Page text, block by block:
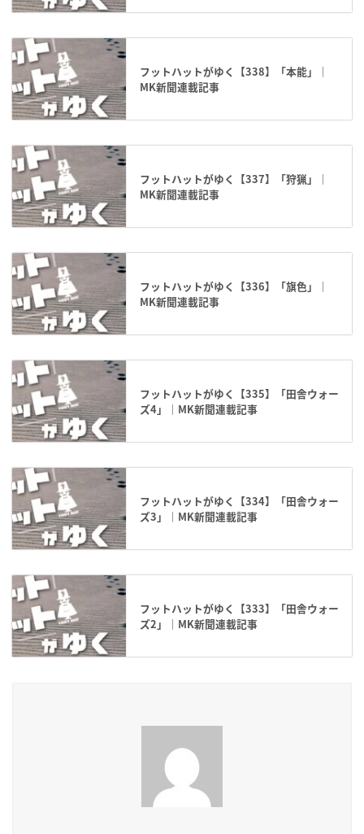
フットハットがゆく【338】「本能」｜
MK新聞連載記事
フットハットがゆく【337】「狩猟」｜
MK新聞連載記事
フットハットがゆく【336】「旗色」｜
MK新聞連載記事
フットハットがゆく【335】「田舎ウォー
ズ4」｜MK新聞連載記事
フットハットがゆく【334】「田舎ウォー
ズ3」｜MK新聞連載記事
フットハットがゆく【333】「田舎ウォー
ズ2」｜MK新聞連載記事